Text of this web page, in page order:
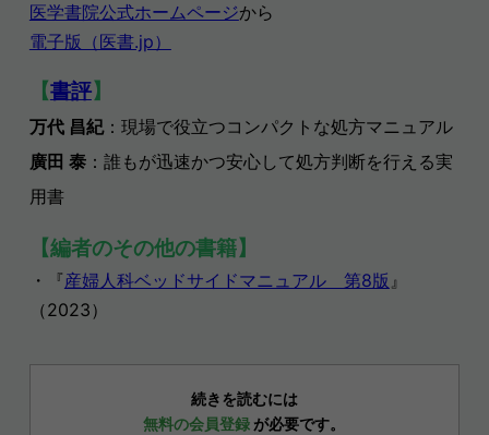
医学書院公式ホームページから
電子版（医書.jp）
【書評】
万代 昌紀：現場で役立つコンパクトな処方マニュアル
廣田 泰：誰もが迅速かつ安心して処方判断を行える実
用書
【編者のその他の書籍】
・『産婦人科ベッドサイドマニュアル 第8版 』
（2023）
続きを読むには
無料の会員登録 が必要です。